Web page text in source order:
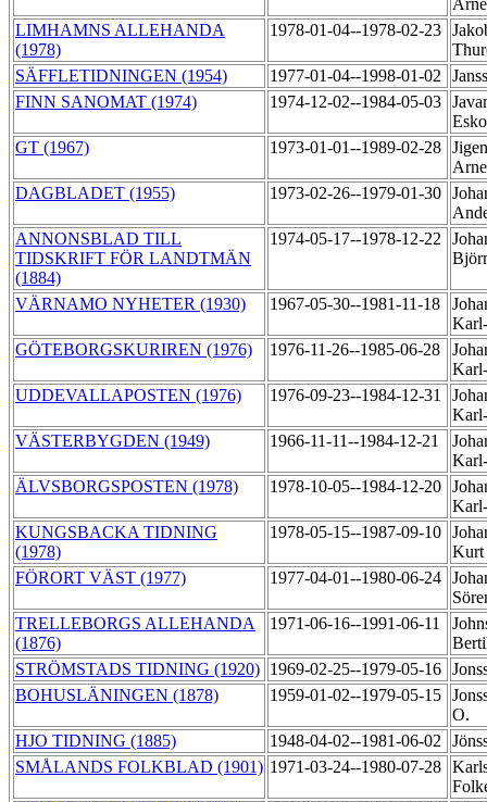
LIMHAMNS ALLEHANDA
(1978)
1978-01-04--1978-02-23
SÄFFLETIDNINGEN (1954)
1977-01-04--1998-01-02
FINN SANOMAT (1974)
1974-12-02--1984-05-03
GT (1967)
1973-01-01--1989-02-28
DAGBLADET (1955)
1973-02-26--1979-01-30
ANNONSBLAD TILL
TIDSKRIFT FÖR LANDTMÄN
(1884)
1974-05-17--1978-12-22
VÄRNAMO NYHETER (1930) 1967-05-30--1981-11-18
GÖTEBORGSKURIREN (1976)
1976-11-26--1985-06-28
UDDEVALLAPOSTEN (1976)
1976-09-23--1984-12-31
VÄSTERBYGDEN (1949)
1966-11-11--1984-12-21
ÄLVSBORGSPOSTEN (1978)
1978-10-05--1984-12-20
KUNGSBACKA TIDNING
(1978)
1978-05-15--1987-09-10
Kurt
FÖRORT VÄST (1977)
1977-04-01--1980-06-24
TRELLEBORGS ALLEHANDA
(1876)
1971-06-16--1991-06-11
STRÖMSTADS TIDNING (1920) 1969-02-25--1979-05-16
BOHUSLÄNINGEN (1878)
1959-01-02--1979-05-15
O.
HJO TIDNING (1885)
1948-04-02--1981-06-02
SMÅLANDS FOLKBLAD (1901) 1971-03-24--1980-07-28